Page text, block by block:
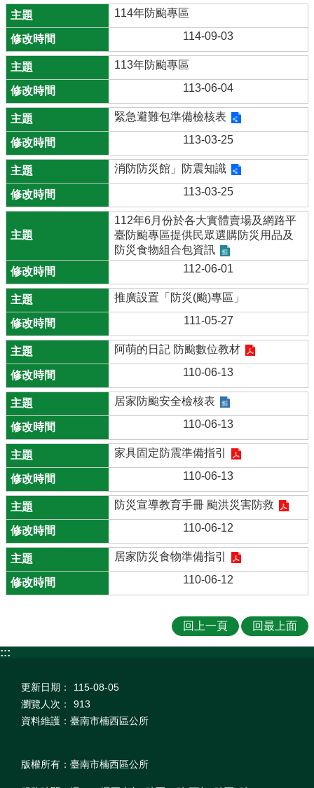
114年防颱專區
114-09-03
113年防颱專區
113-06-04
緊急避難包準備檢核表
113-03-25
消防防災館」防震知識
113-03-25
112年6月份於各大實體賣場及網路平
臺防颱專區提供民眾選購防災用品及
防災食物組合包資訊
112-06-01
推廣設置「防災(颱)專區」
111-05-27
阿萌的日記 防颱數位教材
110-06-13
居家防颱安全檢核表
110-06-13
家具固定防震準備指引
110-06-13
防災宣導教育手冊 颱洪災害防救
110-06-12
居家防災食物準備指引
110-06-12
回上一頁 回最上面
:::
更新日期：
115-08-05
瀏覽人次：
913
資料維護：臺南市楠西區公所
版權所有：臺南市楠西區公所